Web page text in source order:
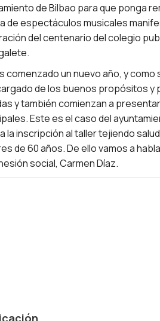
de Bilbao para que ponga
de espectáculos musicales
del centenario del colegio
comenzado un nuevo año, y
de los buenos propósitos y
y también comienzan a
Este es el caso del
la inscripción al taller tejiendo
de 60 años. De ello vamos a
social, Carmen Díaz.